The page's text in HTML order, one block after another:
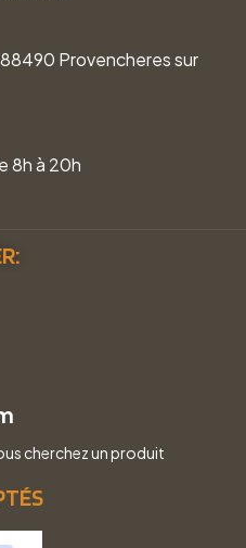
Provencheres sur
8h à 20h
cherchez un produit